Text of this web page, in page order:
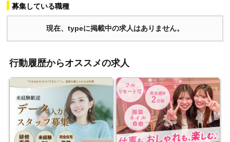
募集している職種
現在、typeに掲載中の求人はありません。
行動履歴からオススメの求人